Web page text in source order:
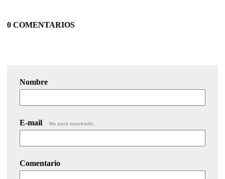
0 COMENTARIOS
Nombre
E-mail No será mostrado.
Comentario